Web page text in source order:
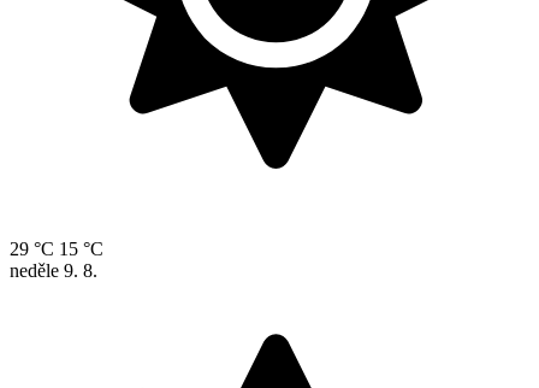
29 °C 15 °C
neděle 9. 8.